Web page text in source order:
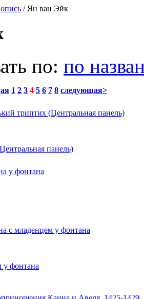
/ Ян ван Эйк
по: по
1 2 3 4 5 6 7 8 следующая>
панель)
у фонтана